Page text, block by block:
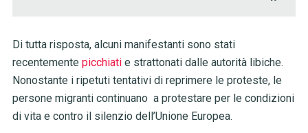
Di tutta risposta, alcuni manifestanti sono stati
recentemente picchiatie strattonati dalle autorità libiche.
Nonostante i ripetuti tentativi di reprimere le proteste, le
persone migranti continuano a protestare per le condizioni
di vita e contro il silenzio dell’Unione Europea.